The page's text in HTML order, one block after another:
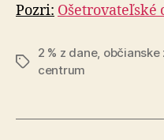
Pozri: Ošetrovateľské
Značky
2 % z dane, občianske
centrum